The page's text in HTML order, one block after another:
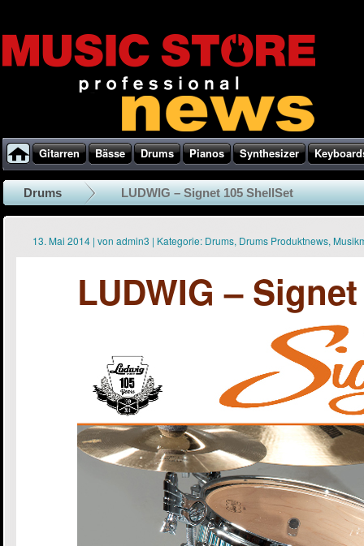
Gitarren Bässe Drums Pianos Synthesizer
Drums LUDWIG – Signet 105 ShellSet
13. Mai 2014 | von admin3 | Kategorie: Drums, Drums Produktnews,
LUDWIG –